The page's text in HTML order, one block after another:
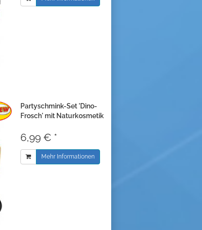
Partyschmink-Set 'Dino-
Frosch' mit Naturkosmetik
6,99 € *
Mehr Informationen